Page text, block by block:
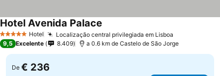
5 Estrelas Hotel Localização central privilegiada em Lisboa
Hotel Avenida Palace
9,5 Excelente 8.409 a 0.6 km de Castelo de São Jorge
De € 236